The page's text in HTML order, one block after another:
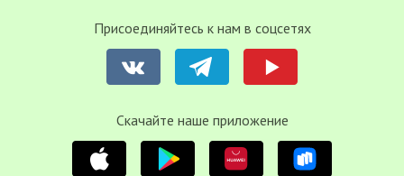
Присоединяйтесь к нам в соцсетях
Cкачайте наше приложение